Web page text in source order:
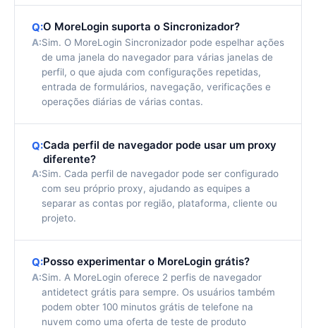
Q:O MoreLogin suporta o Sincronizador?
A:Sim. O MoreLogin Sincronizador pode espelhar ações
de uma janela do navegador para várias janelas de
perfil, o que ajuda com configurações repetidas,
entrada de formulários, navegação, verificações e
operações diárias de várias contas.
Q:Cada perfil de navegador pode usar um proxy
diferente?
A:Sim. Cada perfil de navegador pode ser configurado
com seu próprio proxy, ajudando as equipes a
separar as contas por região, plataforma, cliente ou
projeto.
Q:Posso experimentar o MoreLogin grátis?
A:Sim. A MoreLogin oferece 2 perfis de navegador
antidetect grátis para sempre. Os usuários também
podem obter 100 minutos grátis de telefone na
nuvem como uma oferta de teste de produto